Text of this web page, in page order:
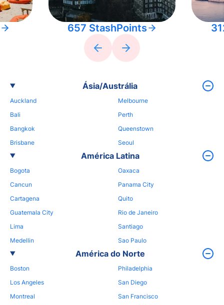
657 StashPoints
Ásia/Austrália
Auckland
Bali
Bangkok
Brisbane
Melbourne
Perth
Queenstown
Seoul
América Latina
Bogota
Cancun
Cartagena
Guatemala City
Lima
Medellin
Oaxaca
Panama City
Quito
Rio de Janeiro
Santiago
Sao Paulo
América do Norte
Boston
Los Angeles
Montreal
Philadelphia
San Diego
San Francisco